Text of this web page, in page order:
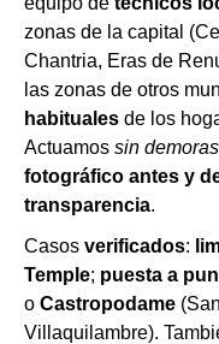
zonas de la capital
Chantria, Eras de
las zonas de otros
habituales de los
Actuamos sin demoras
fotográfico antes y
transparencia.
Casos verificados:
Temple; puesta a
o Castropodame
Villaquilambre).